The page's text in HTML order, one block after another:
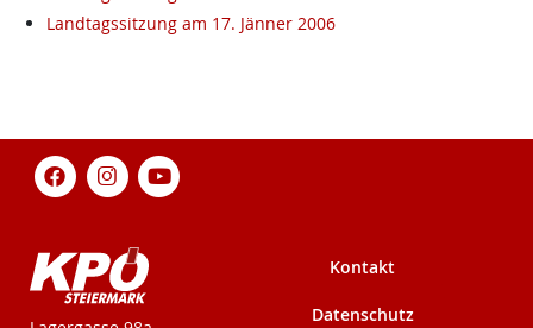
Landtagssitzung am 17. Jänner 2006
Kontakt
Datenschutz